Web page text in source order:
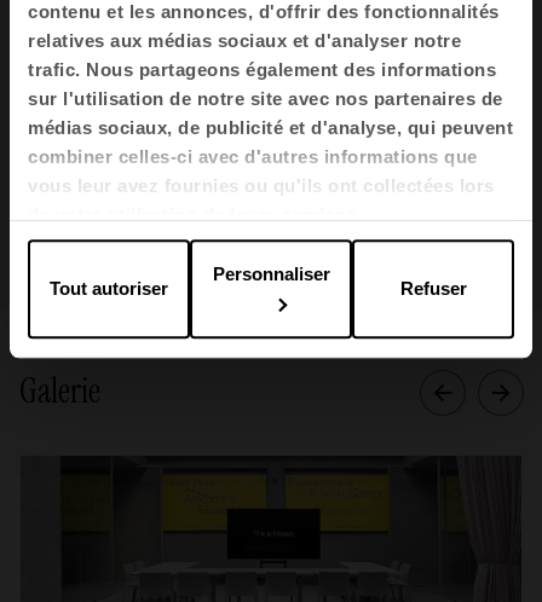
contenu et les annonces, d'offrir des fonctionnalités
relatives aux médias sociaux et d'analyser notre
trafic. Nous partageons également des informations
sur l'utilisation de notre site avec nos partenaires de
médias sociaux, de publicité et d'analyse, qui peuvent
combiner celles-ci avec d'autres informations que
vous leur avez fournies ou qu'ils ont collectées lors
Tout autoriser
Personnaliser
Refuser
Zone
300 m2
Marque / Fabricant
Actiu
Galerie